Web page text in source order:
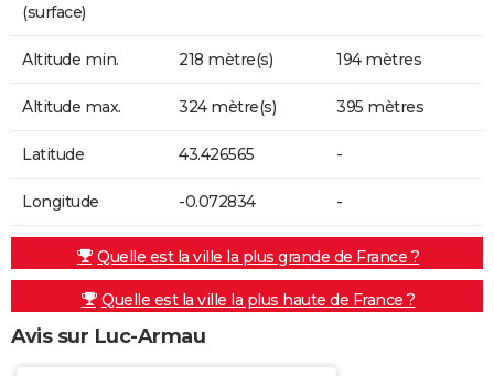
(surface)
Altitude min. 218 mètre(s) 194 mètres
Altitude max. 324 mètre(s) 395 mètres
Latitude 43.426565 -
Longitude -0.072834 -
Quelle est la ville la plus grande de France ?
Quelle est la ville la plus haute de France ?
Avis sur Luc-Armau